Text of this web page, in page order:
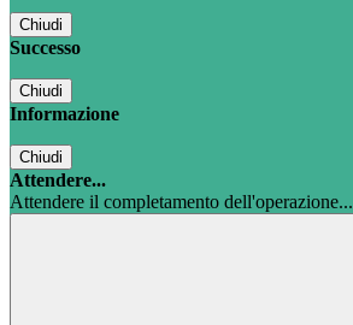
Chiudi
Successo
Chiudi
Informazione
Chiudi
Attendere...
Attendere il completamento dell'operazione...